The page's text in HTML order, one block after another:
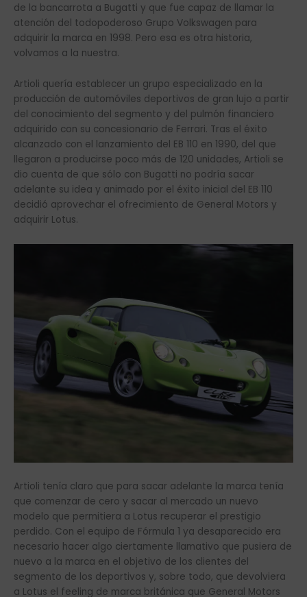
de la bancarrota a Bugatti y que fue capaz de llamar la
atención del todopoderoso Grupo Volkswagen para
adquirir la marca en 1998. Pero esa es otra historia,
volvamos a la nuestra.
Artioli quería establecer un grupo especializado en la
producción de automóviles deportivos de gran lujo a partir
del conocimiento del segmento y del pulmón financiero
adquirido con su concesionario de Ferrari. Tras el éxito
alcanzado con el lanzamiento del EB 110 en 1990, del que
llegaron a producirse poco más de 120 unidades, Artioli se
dio cuenta de que sólo con Bugatti no podría sacar
adelante su idea y animado por el éxito inicial del EB 110
decidió aprovechar el ofrecimiento de General Motors y
adquirir Lotus.
Artioli tenía claro que para sacar adelante la marca tenía
que comenzar de cero y sacar al mercado un nuevo
modelo que permitiera a Lotus recuperar el prestigio
perdido. Con el equipo de Fórmula 1 ya desaparecido era
necesario hacer algo ciertamente llamativo que pusiera de
nuevo a la marca en el objetivo de los clientes del
segmento de los deportivos y, sobre todo, que devolviera
a Lotus el feeling de marca británica que General Motors